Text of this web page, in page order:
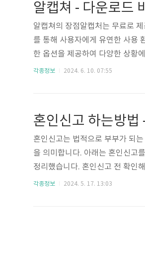
담즙을 생성합니다. 간 기능 저하
알캡쳐 - 다운로드
알캡쳐의 장점알캡처는 무료로
를 통해 사용자에게 유연한 사용
한 옵션을 제공하여 다양한 상황
지원으로 빠르고 쉽게 캡처를 실
사이트 방문알툴즈 공식 웹사이
각종정보 2024. 6. 10. 07:55
혼인신고는 법적으로 부부가 되
을 의미합니다. 아래는 혼인신고
정리했습니다. 혼인신고 전 확인
부24로는 신청할 수 없습니다. 방
서류 준비혼인신고를 위해 필요
주민센터에서 작성 가능. 정부24
각종정보 2024. 5. 17. 13:03